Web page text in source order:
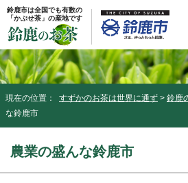
鈴鹿市は全国でも有数の
「かぶせ茶」の産地です
現在の位置： すずかのお茶は世界に通ず > 鈴鹿
な鈴鹿市
農業の盛んな鈴鹿市